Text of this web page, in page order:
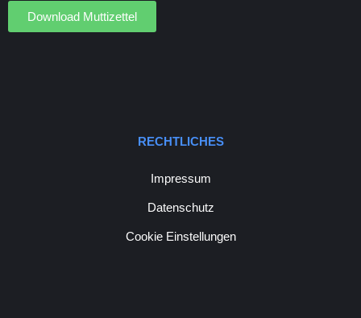
Download Muttizettel
RECHTLICHES
Impressum
Datenschutz
Cookie Einstellungen